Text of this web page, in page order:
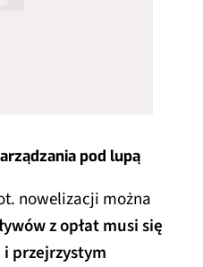
pod lupą
nowelizacji można
z opłat musi się
przejrzystym